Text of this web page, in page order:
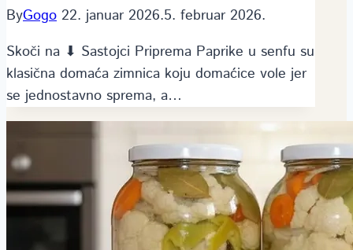
ByGogo 22. januar 2026.5. februar 2026.
Skoči na ⬇ Sastojci Priprema Paprike u senfu su
klasična domaća zimnica koju domaćice vole jer
se jednostavno sprema, a…